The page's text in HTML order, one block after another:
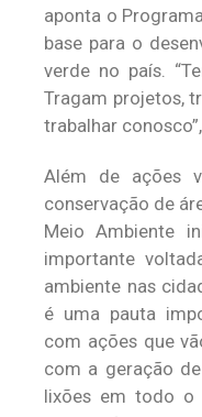
aponta o
base para o
verde no país.
Tragam projetos,
trabalhar
Além de ações
conservação de
Meio Ambiente
importante
ambiente nas
é uma pauta
com ações que
com a geração
lixões em todo o